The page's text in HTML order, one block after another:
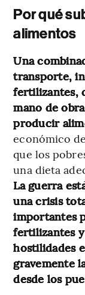
Por qué
alimentos
Una
transporte,
fertilizantes,
mano de
producir
económico
que los
una dieta
La guerra
una crisis
importantes
fertilizantes
hostilidades
gravemente
desde los